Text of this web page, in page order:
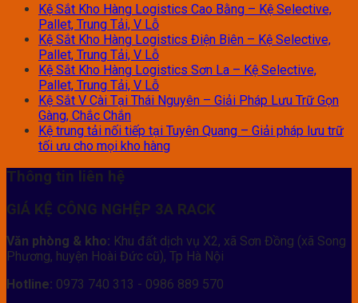
Kệ Sắt Kho Hàng Logistics Cao Bằng – Kệ Selective,
Pallet, Trung Tải, V Lỗ
Kệ Sắt Kho Hàng Logistics Điện Biên – Kệ Selective,
Pallet, Trung Tải, V Lỗ
Kệ Sắt Kho Hàng Logistics Sơn La – Kệ Selective,
Pallet, Trung Tải, V Lỗ
Kệ Sắt V Cài Tại Thái Nguyên – Giải Pháp Lưu Trữ Gọn
Gàng, Chắc Chắn
Kệ trung tải nối tiếp tại Tuyên Quang – Giải pháp lưu trữ
tối ưu cho mọi kho hàng
Thông tin liên hệ
GIÁ KỆ CÔNG NGHỆP 3A RACK
Văn phòng & kho: Khu đất dịch vụ X2, xã Sơn Đồng (xã Song
Phương, huyện Hoài Đức cũ), Tp Hà Nội
Hotline: 0973 740 313 - 0986 889 570